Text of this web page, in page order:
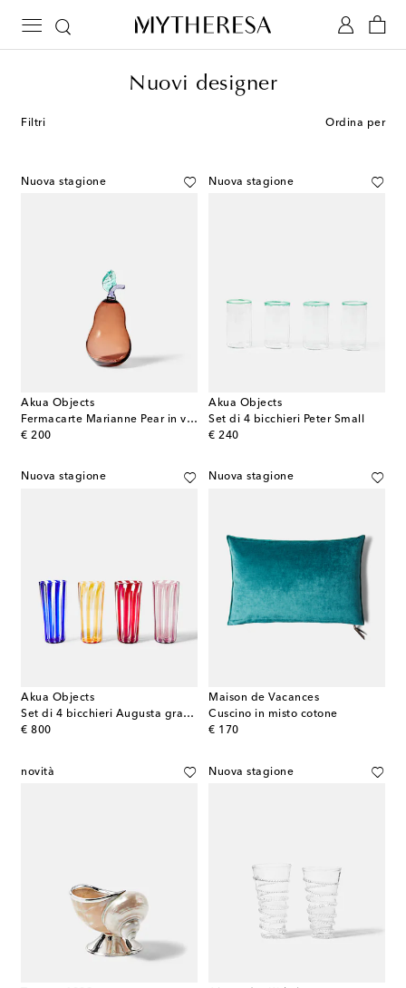
Nuovi designer
Filtri Ordina per
Nuova stagione
Akua Objects
Fermacarte Marianne Pear in vetro
€ 200
original price
Nuova stagione
Akua Objects
Set di 4 bicchieri Peter Small
€ 240
original price
Nuova stagione
Akua Objects
Set di 4 bicchieri Augusta grandi a righe
€ 800
original price
Nuova stagione
Maison de Vacances
Cuscino in misto cotone
€ 170
original price
novità Nuova stagione